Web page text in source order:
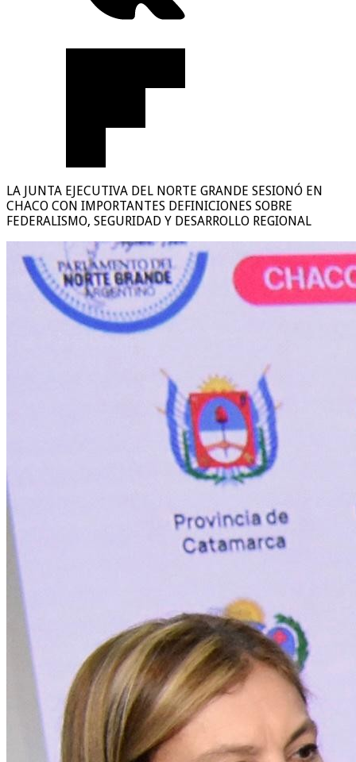
LA JUNTA EJECUTIVA DEL NORTE GRANDE SESIONÓ EN
CHACO CON IMPORTANTES DEFINICIONES SOBRE
FEDERALISMO, SEGURIDAD Y DESARROLLO REGIONAL